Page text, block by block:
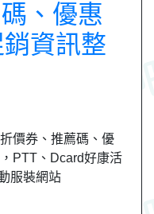
、優惠
資訊整
價券、推薦碼、優
PTT、Dcard好康活
服裝網站